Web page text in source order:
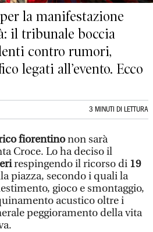
la manifestazione
il tribunale boccia
contro rumori,
legati all’evento. Ecco
3 MINUTI DI LETTURA
fiorentinonon sarà
Croce. Lo ha deciso il
respingendo il ricorso di 19
piazza, secondo i quali la
gioco e smontaggio,
acustico oltre i
peggioramento della vita